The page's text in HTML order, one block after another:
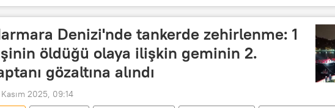
Denizi'nde tankerde zehirlenme: 1
öldüğü olaya ilişkin geminin 2.
gözaltına alındı
2025, 09:14